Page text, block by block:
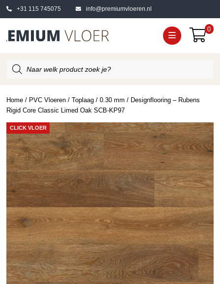
+31 115 745075 info@premiumvloeren.nl
0
zoeken
Home / PVC Vloeren /Toplaag /0.30 mm / Designflooring – Rubens
Rigid Core Classic Limed Oak SCB-KP97
CLICK VLOER